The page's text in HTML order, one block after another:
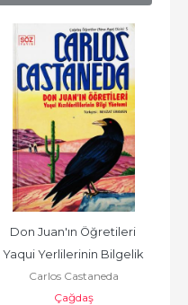
Don Juan'ın Öğretileri
Yaqui Yerlilerinin Bilgelik
Yolu
Carlos Castaneda
Çağdaş